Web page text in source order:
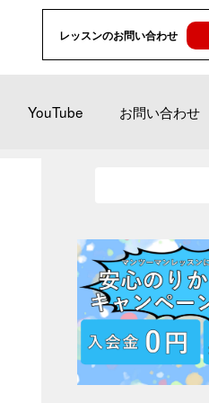
レッスンのお問い合わせ
YouTube お問い合わせ